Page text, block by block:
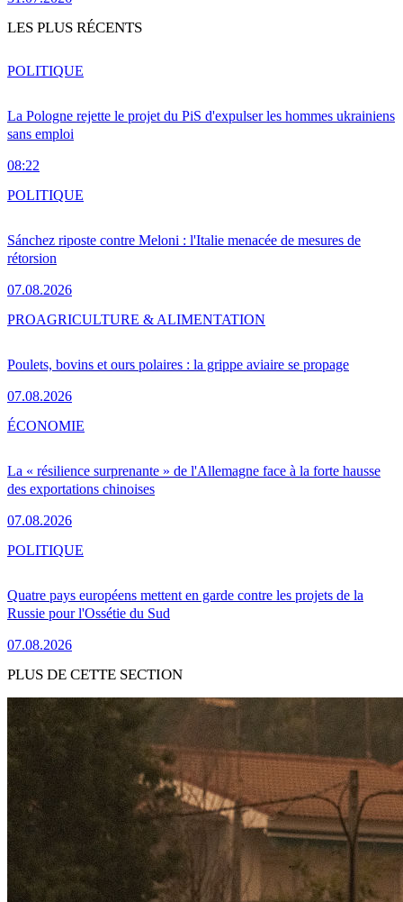
LES PLUS RÉCENTS
La Pologne rejette le projet du PiS d'expulser les hommes ukrainiens
sans emploi
08:22
POLITIQUE
Sánchez riposte contre Meloni : l'Italie menacée de mesures de
rétorsion
07.08.2026
POLITIQUE
Poulets, bovins et ours polaires : la grippe aviaire se propage
07.08.2026
PROAGRICULTURE & ALIMENTATION
La « résilience surprenante » de l'Allemagne face à la forte hausse
des exportations chinoises
07.08.2026
ÉCONOMIE
Quatre pays européens mettent en garde contre les projets de la
Russie pour l'Ossétie du Sud
07.08.2026
POLITIQUE
PLUS DE CETTE SECTION